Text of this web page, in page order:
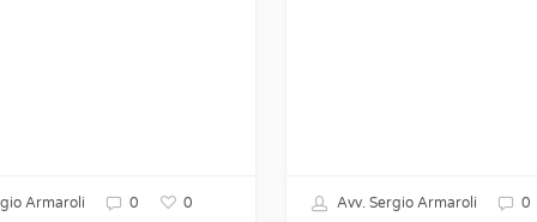
Armaroli 0 0 Avv. Sergio Armaroli 0